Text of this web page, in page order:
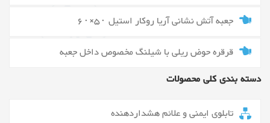
جعبه آتش نشانی آریا روکار استیل ۵۰×۶۰
قرقره حوض ریلی با شیلنگ مخصوص داخل جعبه
دسته بندی کلی محصولات
تابلوی ایمنی و علائم هشداردهنده